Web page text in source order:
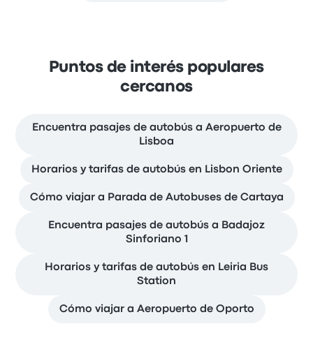
Puntos de interés populares
cercanos
Encuentra pasajes de autobús a Aeropuerto de
Lisboa
Horarios y tarifas de autobús en Lisbon Oriente
Cómo viajar a Parada de Autobuses de Cartaya
Encuentra pasajes de autobús a Badajoz
Sinforiano 1
Horarios y tarifas de autobús en Leiria Bus
Station
Cómo viajar a Aeropuerto de Oporto